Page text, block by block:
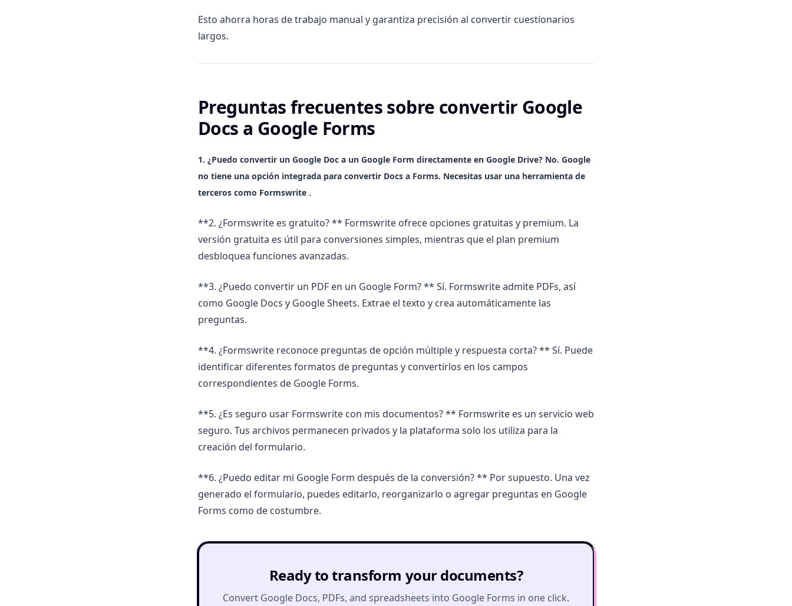
Esto ahorra horas de trabajo manual y garantiza precisión al convertir cuestionarios
largos.
Preguntas frecuentes sobre convertir Google
Docs a Google Forms
1. ¿Puedo convertir un Google Doc a un Google Form directamente en Google Drive? No. Google
no tiene una opción integrada para convertir Docs a Forms. Necesitas usar una herramienta de
terceros como Formswrite .
**2. ¿Formswrite es gratuito? ** Formswrite ofrece opciones gratuitas y premium. La
versión gratuita es útil para conversiones simples, mientras que el plan premium
desbloquea funciones avanzadas.
**3. ¿Puedo convertir un PDF en un Google Form? ** Sí. Formswrite admite PDFs, así
como Google Docs y Google Sheets. Extrae el texto y crea automáticamente las
preguntas.
**4. ¿Formswrite reconoce preguntas de opción múltiple y respuesta corta? ** Sí. Puede
identificar diferentes formatos de preguntas y convertirlos en los campos
correspondientes de Google Forms.
**5. ¿Es seguro usar Formswrite con mis documentos? ** Formswrite es un servicio web
seguro. Tus archivos permanecen privados y la plataforma solo los utiliza para la
creación del formulario.
**6. ¿Puedo editar mi Google Form después de la conversión? ** Por supuesto. Una vez
generado el formulario, puedes editarlo, reorganizarlo o agregar preguntas en Google
Forms como de costumbre.
Ready to transform your documents?
Convert Google Docs, PDFs, and spreadsheets into Google Forms in one click.